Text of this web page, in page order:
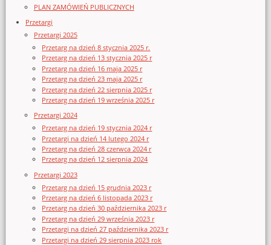
PLAN ZAMÓWIEŃ PUBLICZNYCH
Przetargi
Przetargi 2025
Przetarg na dzień 8 stycznia 2025 r.
Przetarg na dzień 13 stycznia 2025 r
Przetarg na dzień 16 maja 2025 r
Przetarg na dzień 23 maja 2025 r
Przetarg na dzień 22 sierpnia 2025 r
Przetarg na dzień 19 września 2025 r
Przetargi 2024
Przetarg na dzień 19 stycznia 2024 r
Przetargi na dzień 14 lutego 2024 r
Przetarg na dzień 28 czerwca 2024 r
Przetarg na dzień 12 sierpnia 2024
Przetargi 2023
Przetarg na dzień 15 grudnia 2023 r
Przetarg na dzień 6 listopada 2023 r
Przetarg na dzień 30 października 2023 r
Przetarg na dzień 29 września 2023 r
Przetargi na dzień 27 października 2023 r
Przetargi na dzień 29 sierpnia 2023 rok